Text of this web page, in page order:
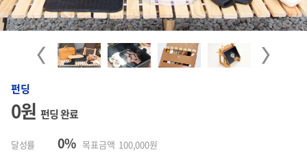
Previous Next
펀딩
0원 펀딩 완료
달성률 0% 목표금액 100,000원